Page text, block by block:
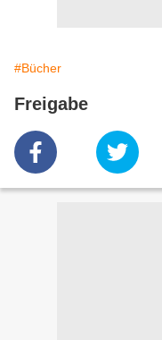
#Bücher
Freigabe